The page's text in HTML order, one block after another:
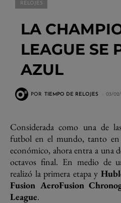
RELOJES
LA
LEAGUE SE
AZUL
POR TIEMPO DE RELOJES 03/
Considerada como una de
futbol en el mundo, tanto
económico, ahora entra a una
octavos final. En medio de
realizó la primera etapa y
Fusion AeroFusion
League.